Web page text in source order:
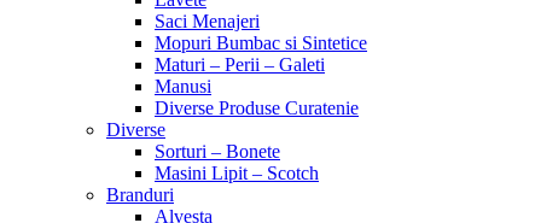
Saci Menajeri
Mopuri Bumbac si Sintetice
Maturi – Perii – Galeti
Manusi
Diverse Produse Curatenie
Diverse
Sorturi – Bonete
Masini Lipit – Scotch
Branduri
Alvesta